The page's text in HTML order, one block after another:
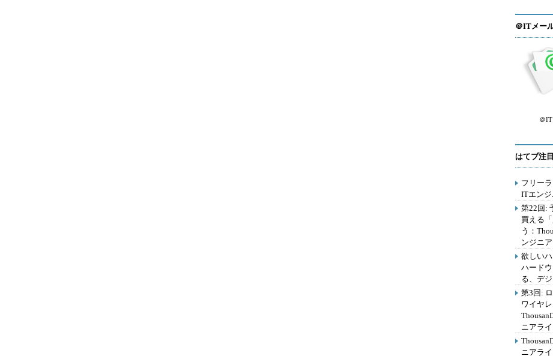
＠ITメー
＠
はてブ注
フリー
ITエン
第22回:
買える
う：
ンジニ
欲しい
ハード
る、デ
第3回:
ワイヤ
ニアラ
ニアラ